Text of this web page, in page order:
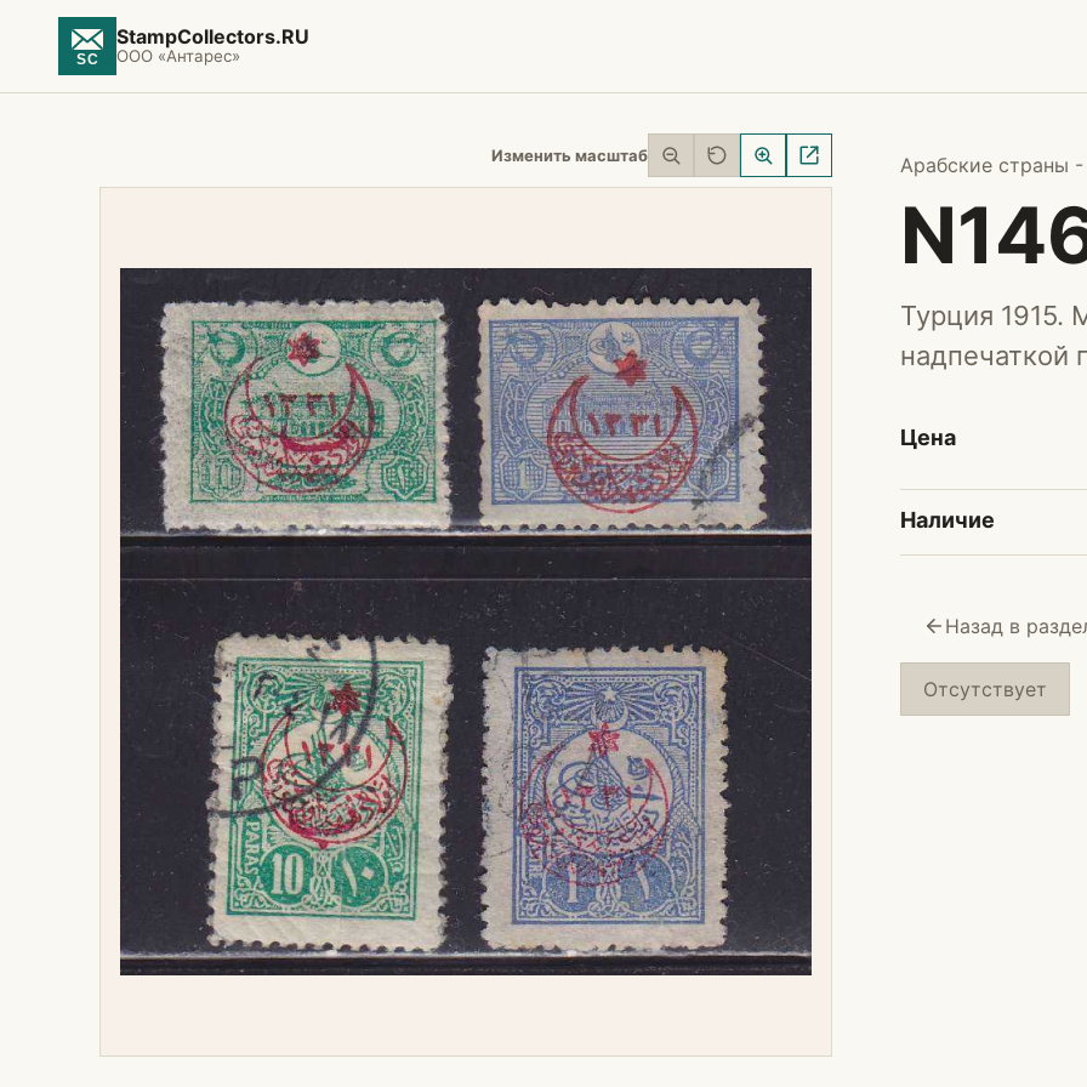
StampCollectors.RU
ООО «Антарес»
Изменить масштаб Арабские страны
Турция 1915.
надпечаткой
Цена
Наличие
Назад в
Отсутствует